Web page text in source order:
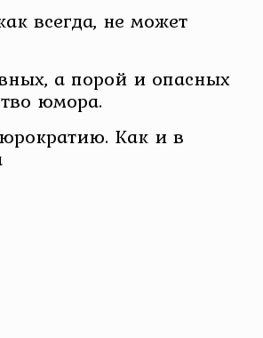
всегда, не может
а порой и опасных
юмора.
Как и в